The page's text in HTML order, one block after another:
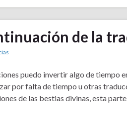
de la
puedo invertir algo de tiempo
por falta de tiempo u otras
de las bestias divinas, esta